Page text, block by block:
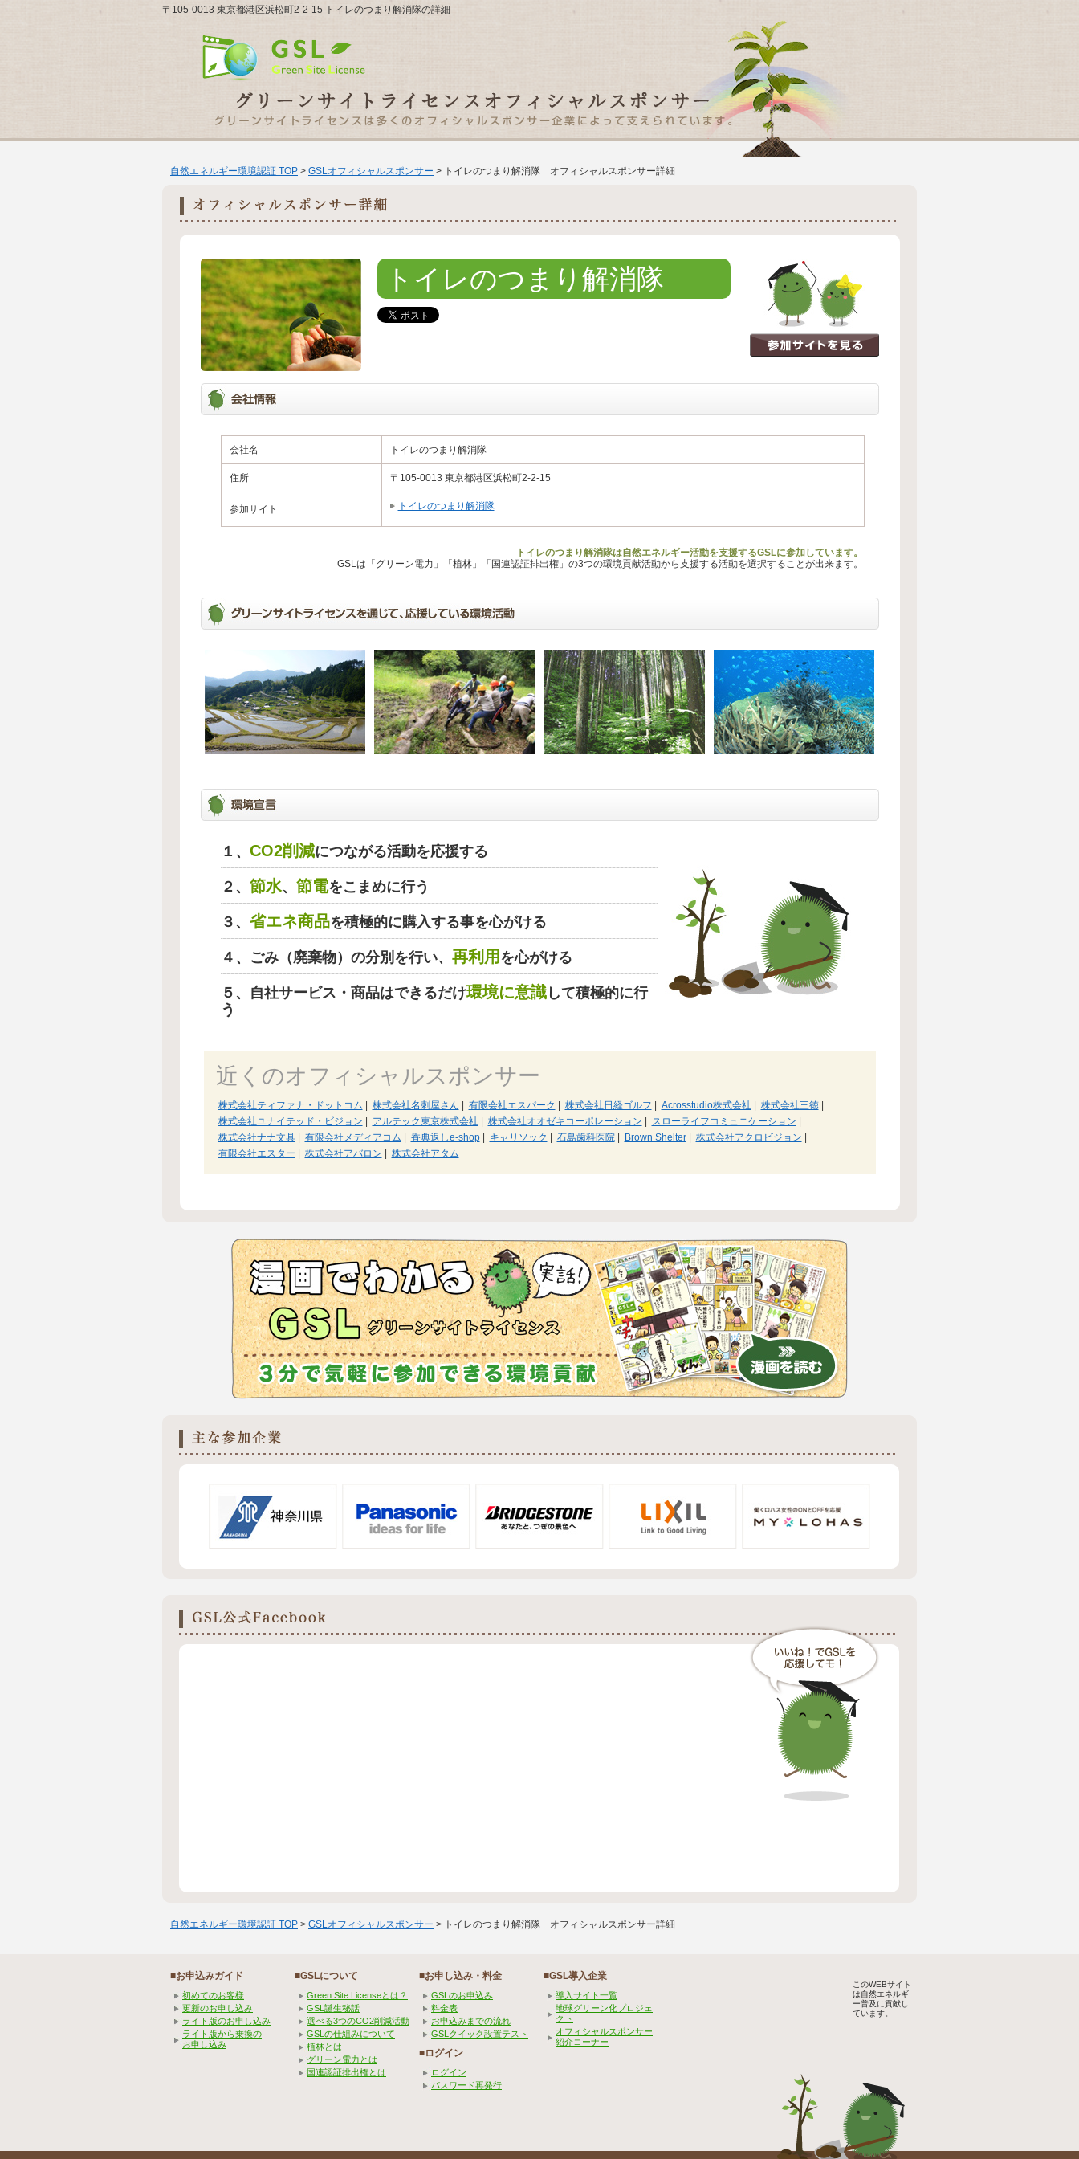
〒105-0013 東京都港区浜松町2-2-15 トイレのつまり解消隊の詳細
自然エネルギー環境認証 TOP > GSLオフィシャルスポンサー > トイレのつまり解消隊 オフィシャルスポンサー詳細
トイレのつまり解消隊
会社名 トイレのつまり解消隊
住所 〒105-0013 東京都港区浜松町2-2-15
参加サイト トイレのつまり解消隊
トイレのつまり解消隊は自然エネルギー活動を支援するGSLに参加しています。
GSLは「グリーン電力」「植林」「国連認証排出権」の3つの環境貢献活動から支援する活動を選択することが出来ます。
１、 CO2削減につながる活動を応援する
２、 節水、 節電をこまめに行う
３、 省エネ商品を積極的に購入する事を心がける
４、ごみ（廃棄物）の分別を行い、 再利用 を心がける
５、自社サービス・商品はできるだけ環境に意識して積極的に行
う
近くのオフィシャルスポンサー
株式会社ティファナ・ドットコム 株式会社名刺屋さん 有限会社エスパーク 株式会社日経ゴルフ Acrosstudio株式会社 株式会社三徳|
株式会社ユナイテッド・ビジョン
アルテック東京株式会社 株式会社オオゼキコーポレーション スローライフコミュニケーション
株式会社ナナ文具| 有限会社メディアコム 香典返しe-shop| キャリソック 石島歯科医院| Brown Shelter| 株式会社アクロビジョン
有限会社エスター
株式会社アバロン 株式会社アタム
自然エネルギー環境認証 TOP > GSLオフィシャルスポンサー > トイレのつまり解消隊 オフィシャルスポンサー詳細
■お申込みガイド
初めてのお客様
更新のお申し込み
ライト版のお申し込み
ライト版から乗換の
お申し込み
■GSLについて
Green Site Licenseとは？
GSL誕生秘話
選べる3つのCO2削減活動
GSLの仕組みについて
植林とは
グリーン電力とは
国連認証排出権とは
■お申し込み・料金
GSLのお申込み
料金表
お申込みまでの流れ
GSLクイック設置テスト
■ログイン
ログイン
パスワード再発行
■GSL導入企業
導入サイト一覧
地球グリーン化プロジェ
クト
オフィシャルスポンサー
紹介コーナー
このWEBサイト
は自然エネルギ
ー普及に貢献し
ています。